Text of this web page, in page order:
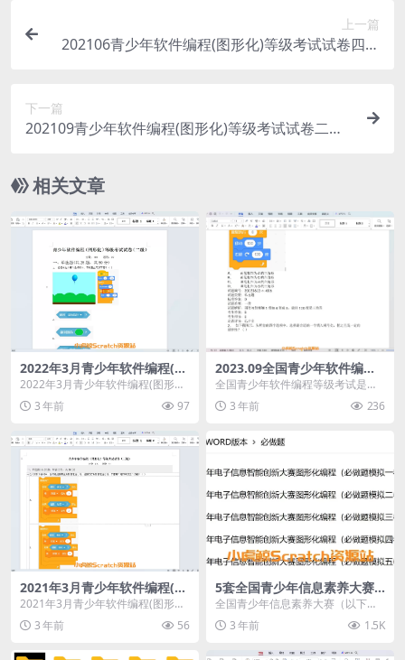
上一篇
202106青少年软件编程(图形化)等级考试试卷四级
下一篇
202109青少年软件编程(图形化)等级考试试卷二级
相关文章
2022年3月青少年软件编程(图
形化)等级考试试卷二级(含答
2022年3月青少年软件编程(图形化)
等级考试试卷二级(含答案)
3 年前 97
2023.09全国青少年软件编程
(图形化)scratch等级考试试卷
全国青少年软件编程等级考试是由
中国电子学会发起的面向青少年软
件编程能力水平的社会...
3 年前 236
2021年3月青少年软件编程(图
形化)等级考试试卷三级(含答
2021年3月青少年软件编程(图形化)
等级考试试卷三级(含答案)
3 年前 56
5套全国青少年信息素养大赛
图形化编程（必做题模拟题）
全国青少年信息素养大赛（以下简
称“大赛”,原全国青少年电子信息智
能创新大赛）是“...
3 年前 1.5K